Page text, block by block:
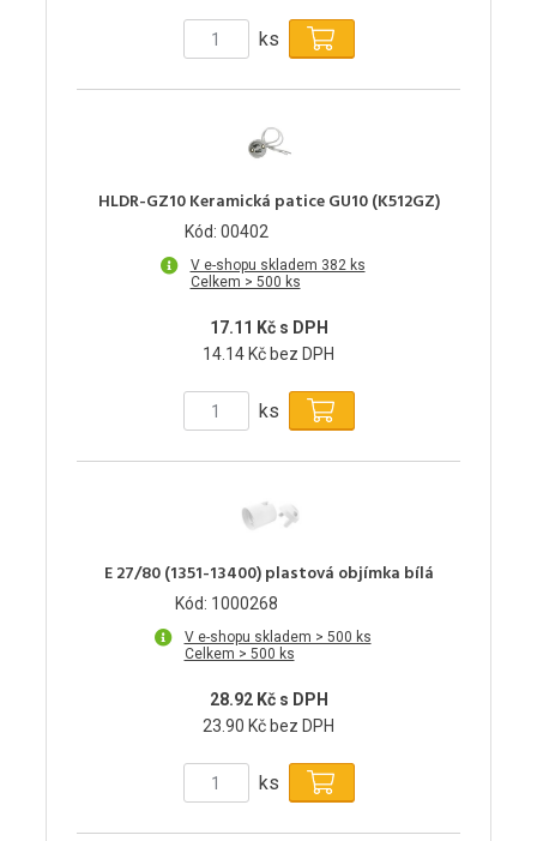
ks
HLDR-GZ10 Keramická patice GU10 (K512GZ)
Kód: 00402
V e-shopu skladem 382 ks
Celkem > 500 ks
17.11 Kč s DPH
14.14 Kč bez DPH
ks
E 27/80 (1351-13400) plastová objímka bílá
Kód: 1000268
V e-shopu skladem > 500 ks
Celkem > 500 ks
28.92 Kč s DPH
23.90 Kč bez DPH
ks